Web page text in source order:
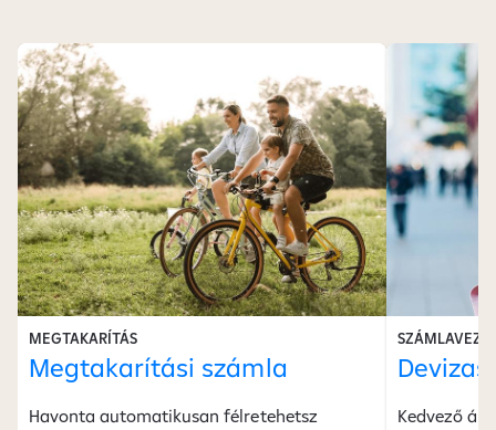
MEGTAKARÍTÁS
Megtakarítási számla
Havonta automatikusan félretehetsz
Kedvező